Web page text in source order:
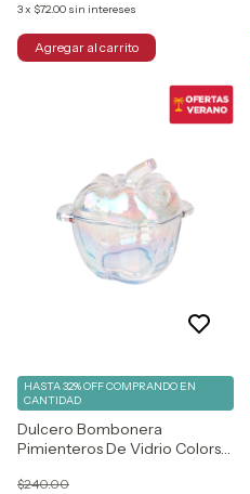
3x $72.00 sin intereses
Dulcero Bombonera
Pimienteros De Vidrio Colors
$240.00
HASTA 32% OFFCOMPRANDO EN
CANTIDAD